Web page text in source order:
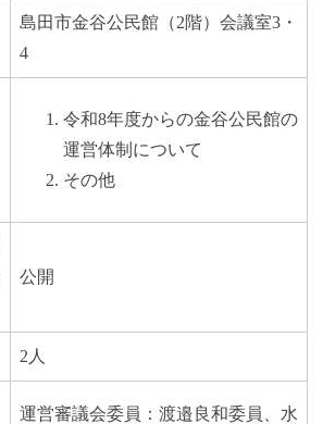
島田市金谷公民館（2階）会議室3・
4
令和8年度からの金谷公民館の
運営体制について
その他
公開
2人
運営審議会委員：渡邉良和委員、水